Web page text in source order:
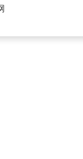
发平台